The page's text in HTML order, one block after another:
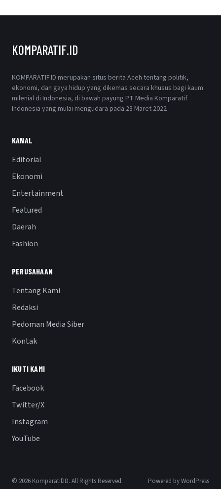
KOMPARATIF.ID
KOMPARATIF.ID merupakan situs berita Aceh tentang politik,
ekonomi, dan gaya hidup yang dikemas secara khusus bagi kaum
milenial di Indonesia, di bawah payung PT Media Komparatif
Indonesia yang mulai mengudara pada 23 Maret 2022
KANAL
Editorial
Ekonomi
Entertainment
Featured
Daerah
Fashion
PERUSAHAAN
Tentang Kami
Redaksi
Pedoman Media Siber
Kontak
IKUTI KAMI
Facebook
Twitter/X
Instagram
YouTube
© 2026 Komparatif.ID. All Rights Reserved. Powered by WordPress